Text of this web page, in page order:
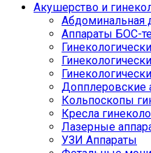
Акушерство и
Абдоминальная
Аппараты БОС-
Допплеровские
Кольпоскопы
Кресла
Лазерные
УЗИ Аппараты